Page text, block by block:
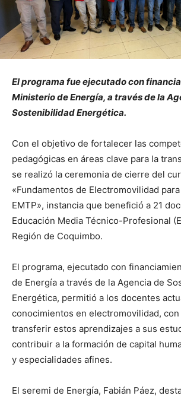
El programa fue ejecutado con
Ministerio de Energía, a través de la
Sostenibilidad Energética.
Con el objetivo de fortalecer las
pedagógicas en áreas clave para la
se realizó la ceremonia de cierre del
«Fundamentos de Electromovilidad
EMTP», instancia que benefició a 21
Educación Media Técnico-Profesional
Región de Coquimbo.
El programa, ejecutado con
de Energía a través de la Agencia de
Energética, permitió a los docentes
conocimientos en electromovilidad,
transferir estos aprendizajes a sus
contribuir a la formación de capital
y especialidades afines.
El seremi de Energía, Fabián Páez,